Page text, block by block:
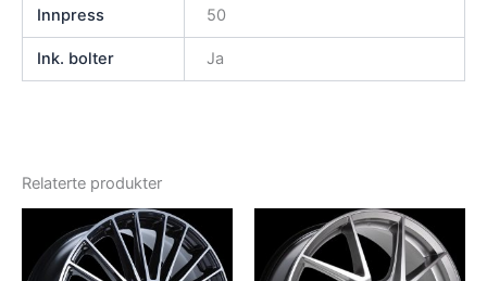
Innpress 50
Ink. bolter Ja
Relaterte produkter